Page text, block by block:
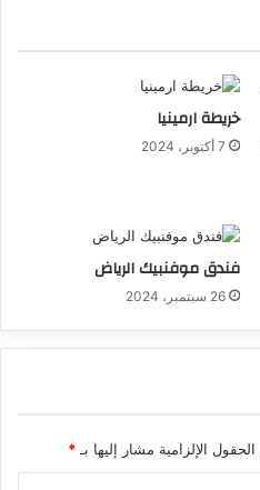
خريطة ارمينيا
7 أكتوبر، 2024
فندق موفنبيك الرياض
26 سبتمبر، 2024
الحقول الإلزامية مشار إليها بـ*